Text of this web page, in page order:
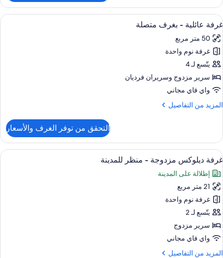
غرفة
ثلاثية
استعراض
جميع
صور
غرفة
عائلية
-
بغرف
متصلة
أغطية فراش متميزة وميني بار وخزنة
8
غرفة عائلية - بغرف متصلة
50 متر مربع
غرفة نوم واحدة
يتّسع لـ 4
سرير مزدوج‫‬ وسريران فرديان
واي فاي مجاني
المزيد من التفاصيل
المزيد
غرفة
عائلية
-
بغرف
متصلة
التحقق من توفر الغرف والأسعار
استعراض
جميع
صور
غرفة
ديلوكس
مزدوجة
-
منظر
للمدينة
أغطية فراش متميزة وميني بار وخزنة
7
غرفة ديلوكس مزدوجة - منظر للمدينة
إطلالة على المدينة
21 متر مربع
غرفة نوم واحدة
يتّسع لـ 2
سرير مزدوج
واي فاي مجاني
المزيد من التفاصيل
المزيد